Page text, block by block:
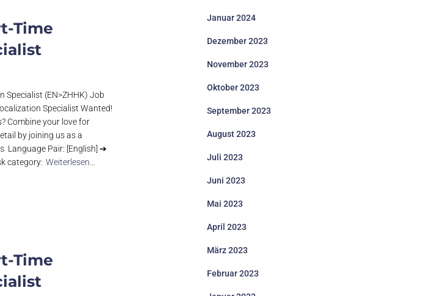
Time
Specialist (EN>ZHHK) Job
Specialist Wanted!
Combine your love for
by joining us as a
Language Pair: [English] ➔
category: Weiterlesen…
Time
Januar 2024
Dezember 2023
November 2023
Oktober 2023
September 2023
August 2023
Juli 2023
Juni 2023
Mai 2023
April 2023
März 2023
Februar 2023